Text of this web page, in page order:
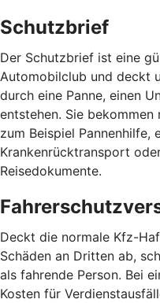
Schutzbrief
Der Schutzbrief ist eine
Automobilclub und deckt
durch eine Panne, einen
entstehen. Sie
zum Beispiel Pannenhilfe,
Krankenrücktransport
Reisedokumente.
Deckt die normale Kfz-
Schäden an Dritten ab,
als fahrende Person. Bei
Kosten für